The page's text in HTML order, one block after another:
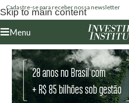
Skip to main content
Cadastre-se para receber nossa newsletter
Menu